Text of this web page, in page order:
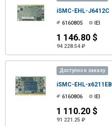
iSMC-EHL-J6412C
6160805 IEI
1 146.80 $
94 228.54 ₽
Доступно к заказу
iSMC-EHL-x6211EB
6160806 IEI
1 110.20 $
91 221.25 ₽